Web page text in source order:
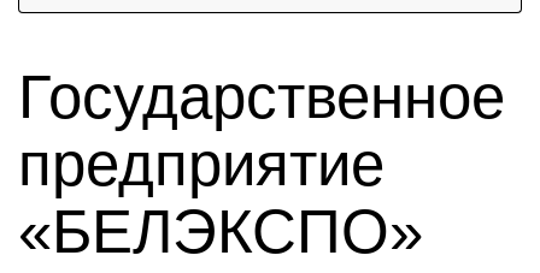
Государственное
предприятие
«БЕЛЭКСПО»